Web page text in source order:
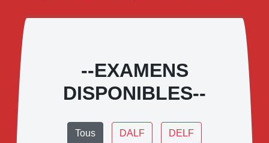
--EXAMENS
DISPONIBLES--
Tous DALF DELF